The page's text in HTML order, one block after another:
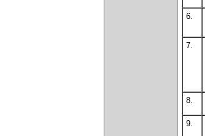
6.
7.
8.
9.